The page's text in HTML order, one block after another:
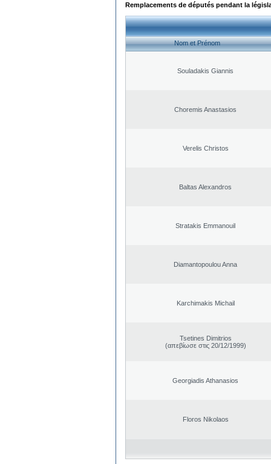
Remplacements de députés pendant la
Nom et Prénom
Souladakis Giannis
Choremis Anastasios
Verelis Christos
Baltas Alexandros
Stratakis Emmanouil
Diamantopoulou Anna
Karchimakis Michail
Tsetines Dimitrios
(απεβίωσε στις 20/12/1999)
Georgiadis Athanasios
Floros Nikolaos